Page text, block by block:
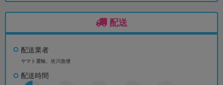
配送
配送業者
ヤマト運輸、佐川急便
配送時間